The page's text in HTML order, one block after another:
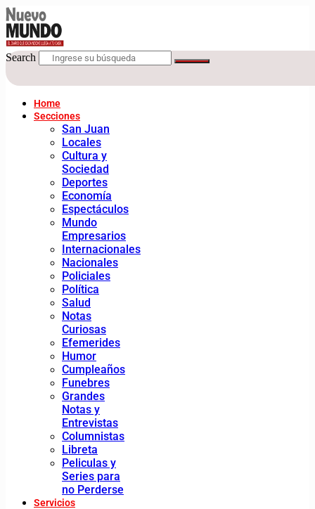
Search
Home
Secciones
San Juan
Locales
Cultura y
Sociedad
Deportes
Economía
Espectáculos
Mundo
Empresarios
Internacionales
Nacionales
Policiales
Política
Salud
Notas
Curiosas
Efemerides
Humor
Cumpleaños
Funebres
Grandes
Notas y
Entrevistas
Columnistas
Libreta
Peliculas y
Series para
no Perderse
Servicios